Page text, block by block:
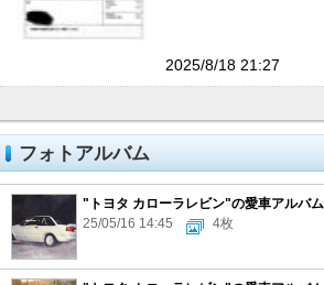
2025/8/18 21:27
フォトアルバム
"トヨタ カローラレビン"の愛車アルバム
25/05/16 14:45
4枚